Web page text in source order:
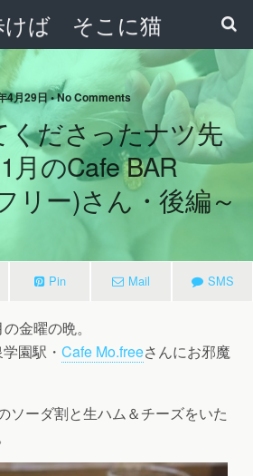
けば そこに猫
4月29日 • No Comments
くださったナツ先
のCafe BAR
リー)さん・後編～
Pin Mail SMS
金曜の晩。
園駅・ Cafe Mo.freeさんにお邪魔
ソーダ割と生ハム＆チーズをいた